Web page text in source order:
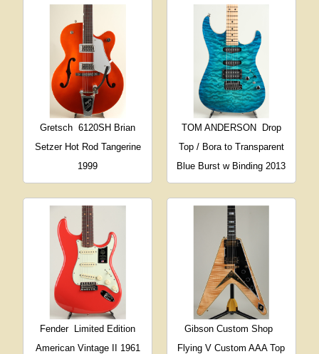
Gretsch 6120SH Brian
Setzer Hot Rod Tangerine
1999
TOM ANDERSON
Drop
Top / Bora to Transparent
Blue Burst w Binding 2013
Fender Limited Edition
American Vintage II 1961
Gibson Custom Shop
Flying V Custom AAA Top